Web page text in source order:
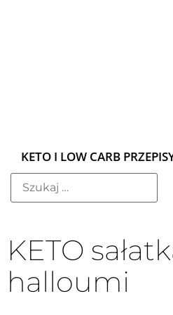
KETO I LOW CARB
KETO
halloumi